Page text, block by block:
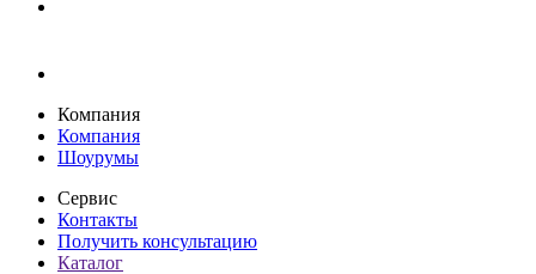
Компания
Компания
Шоурумы
Сервис
Контакты
Получить консультацию
Каталог